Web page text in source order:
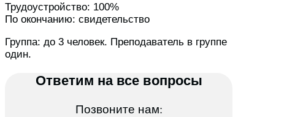
Трудоустройство: 100%
По окончанию: свидетельство
Группа: до 3 человек. Преподаватель в группе
один.
Ответим на все вопросы
Позвоните нам: